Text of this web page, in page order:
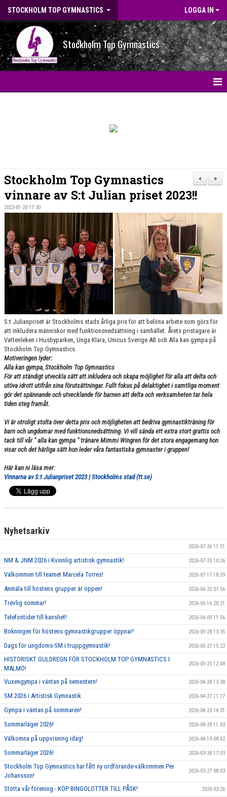
STOCKHOLM TOP GYMNASTICS LOGGA IN
Stockholm Top Gymnastics
OM FÖRENINGEN
STG-HALLEN
VÄRDEGRUND
FÖRENINGSPRODUKTER
KONTAKT
>
<
Stockholm Top Gymnastics
vinnare av S:t Julian priset 2023!!
2023-01-20 17:30
S:t Julianpriset är Stockholms stads årliga pris för att belöna arbete som görs för
att inkludera människor med funktionsnedsättning i samhället. Årets pristagare är
Vattenleken i Husbyparken, Unga Klara, Unicus Sverige AB och Alla kan gympa på
Stockholm Top Gymnastics.
Motiveringen lyder:
Alla kan gympa, Stockholm Top Gymnastics
För att ständigt utveckla sätt att inkludera och skapa möjlighet för alla att delta och
utöva idrott utifrån sina förutsättningar. Fullt fokus på delaktighet i samtliga moment
gör det spännande och utvecklande för barnen att delta och verksamheten tar hela
tiden steg framåt.
Vi är otroligt stolta över detta pris och möjligheten att bedriva gymnastikträning för
barn och ungdomar med funktionsnedsättning. Vi vill sända ett extra stort grattis och
tack till vår " alla kan gympa " tränare Mimmi Wingren för det stora engagemang hon
visar och det härliga sätt hon leder våra fantastiska gymnaster i gruppen!
Här kan ni läsa mer:
Vinnarna av S:t Julianpriset 2023 | Stockholms stad (tt.se)
Nyhetsarkiv
2026-07-26 11:51
NM & JNM 2026 i Kvinnlig artistisk gymnastik! 2026-07-20 10:26
Välkommen till teamet Marcela Torres! 2026-07-17 18:39
Anmäla till höstens grupper är öppen! 2026-06-22 07:56
Trevlig sommar! 2026-06-16 20:21
Telefontider till kansliet! 2026-06-09 11:56
Bokningen för höstens gymnastikgrupper öppnar! 2026-05-28 13:35
Dags för ungdoms-SM i truppgymnastik! 2026-05-27 15:22
HISTORISKT GULDREGN FÖR STOCKHOLM TOP GYMNASTICS I
MALMÖ!
2026-05-25 12:48
Vuxengympa i väntan på semestern! 2026-04-28 13:38
SM 2026 i Artistisk Gymnastik 2026-04-27 11:17
Gympa i väntan på sommaren! 2026-04-23 14:31
Sommarläger 2026! 2026-04-20 11:03
Välkomna på uppvisning idag! 2026-04-19 08:42
Sommarläger 2026! 2026-03-30 17:03
Stockholm Top Gymnastics har fått ny ordförande-välkommen Per
Johansson!
2026-03-27 08:03
Stötta vår förening - KÖP BINGOLOTTER TILL PÅSK! 2026-03-26